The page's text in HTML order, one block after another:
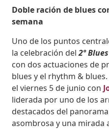
Doble ración de blues
semana
Uno de los puntos
la celebración del2º
con dos actuaciones de
blues y el rhythm &
el viernes 5 de junio con
liderada por uno de los
destacados del
asombrosa y una mirada